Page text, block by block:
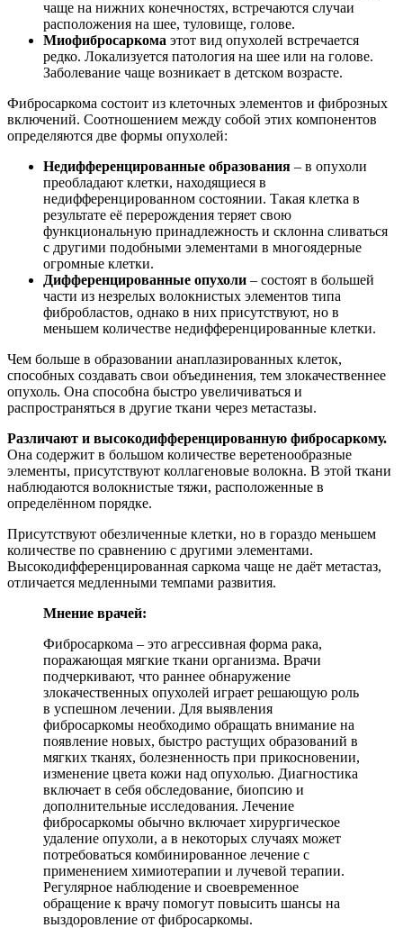
чаще на нижних конечностях, встречаются случаи
расположения на шее, туловище, голове.
Миофибросаркома этот вид опухолей встречается
редко. Локализуется патология на шее или на голове.
Заболевание чаще возникает в детском возрасте.
Фибросаркома состоит из клеточных элементов и фиброзных
включений. Соотношением между собой этих компонентов
определяются две формы опухолей:
Недифференцированные образования – в опухоли
преобладают клетки, находящиеся в
недифференцированном состоянии. Такая клетка в
результате её перерождения теряет свою
функциональную принадлежность и склонна сливаться
с другими подобными элементами в многоядерные
огромные клетки.
Дифференцированные опухоли – состоят в большей
части из незрелых волокнистых элементов типа
фибробластов, однако в них присутствуют, но в
меньшем количестве недифференцированные клетки.
Чем больше в образовании анаплазированных клеток,
способных создавать свои объединения, тем злокачественнее
опухоль. Она способна быстро увеличиваться и
распространяться в другие ткани через метастазы.
Различают и высокодифференцированную фибросаркому.
Она содержит в большом количестве веретенообразные
элементы, присутствуют коллагеновые волокна. В этой ткани
наблюдаются волокнистые тяжи, расположенные в
определённом порядке.
Присутствуют обезличенные клетки, но в гораздо меньшем
количестве по сравнению с другими элементами.
Высокодифференцированная саркома чаще не даёт метастаз,
отличается медленными темпами развития.
Мнение врачей:
Фибросаркома – это агрессивная форма рака,
поражающая мягкие ткани организма. Врачи
подчеркивают, что раннее обнаружение
злокачественных опухолей играет решающую роль
в успешном лечении. Для выявления
фибросаркомы необходимо обращать внимание на
появление новых, быстро растущих образований в
мягких тканях, болезненность при прикосновении,
изменение цвета кожи над опухолью. Диагностика
включает в себя обследование, биопсию и
дополнительные исследования. Лечение
фибросаркомы обычно включает хирургическое
удаление опухоли, а в некоторых случаях может
потребоваться комбинированное лечение с
применением химиотерапии и лучевой терапии.
Регулярное наблюдение и своевременное
обращение к врачу помогут повысить шансы на
выздоровление от фибросаркомы.